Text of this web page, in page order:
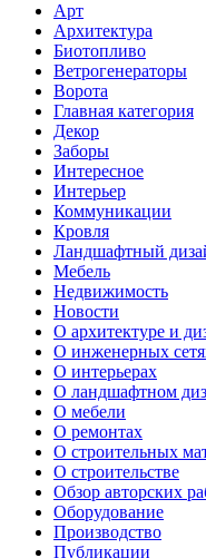
Арт
Архитектура
Биотопливо
Ветрогенераторы
Ворота
Главная категория
Декор
Заборы
Интересное
Интерьер
Коммуникации
Кровля
Ландшафтный
Мебель
Недвижимость
Новости
О архитектуре и
О инженерных
О интерьерах
О ландшафтном
О мебели
О ремонтах
О строительных
О строительстве
Обзор авторских
Оборудование
Производство
Публикации